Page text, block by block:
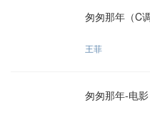
匆匆那年（C
王菲
匆匆那年-电